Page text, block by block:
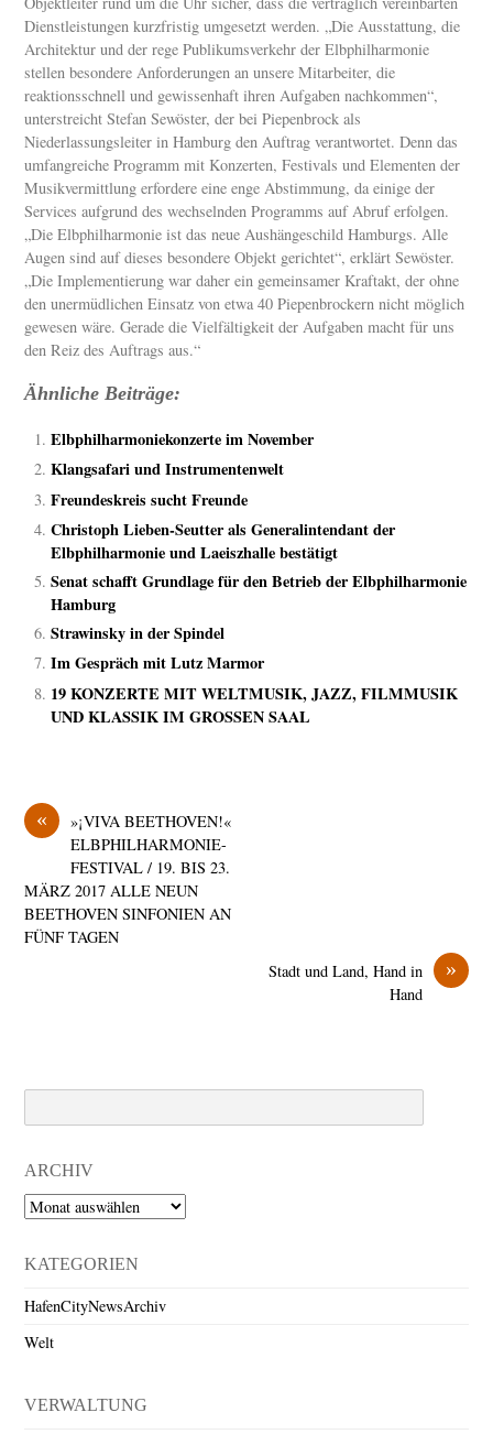
Dienstleistungen kurzfristig umgesetzt werden. „Die Ausstattung, die
Architektur und der rege Publikumsverkehr der Elbphilharmonie
stellen besondere Anforderungen an unsere Mitarbeiter, die
reaktionsschnell und gewissenhaft ihren Aufgaben nachkommen“,
unterstreicht Stefan Sewöster, der bei Piepenbrock als
Niederlassungsleiter in Hamburg den Auftrag verantwortet. Denn das
umfangreiche Programm mit Konzerten, Festivals und Elementen der
Musikvermittlung erfordere eine enge Abstimmung, da einige der
Services aufgrund des wechselnden Programms auf Abruf erfolgen.
„Die Elbphilharmonie ist das neue Aushängeschild Hamburgs. Alle
Augen sind auf dieses besondere Objekt gerichtet“, erklärt Sewöster.
„Die Implementierung war daher ein gemeinsamer Kraftakt, der ohne
den unermüdlichen Einsatz von etwa 40 Piepenbrockern nicht möglich
gewesen wäre. Gerade die Vielfältigkeit der Aufgaben macht für uns
den Reiz des Auftrags aus.“
Ähnliche Beiträge:
Elbphilharmoniekonzerte im November
Klangsafari und Instrumentenwelt
Freundeskreis sucht Freunde
Christoph Lieben-Seutter als Generalintendant der
Elbphilharmonie und Laeiszhalle bestätigt
Senat schafft Grundlage für den Betrieb der Elbphilharmonie
Hamburg
Strawinsky in der Spindel
Im Gespräch mit Lutz Marmor
19 KONZERTE MIT WELTMUSIK, JAZZ, FILMMUSIK
UND KLASSIK IM GROSSEN SAAL
«
»¡VIVA BEETHOVEN!«
ELBPHILHARMONIE-
FESTIVAL / 19. BIS 23.
MÄRZ 2017 ALLE NEUN
BEETHOVEN SINFONIEN AN
FÜNF TAGEN
»
Stadt und Land, Hand in
Hand
ARCHIV
Archiv
KATEGORIEN
HafenCityNewsArchiv
Welt
VERWALTUNG